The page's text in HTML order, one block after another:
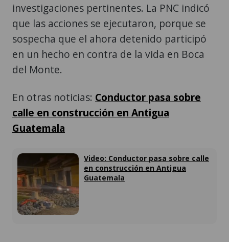
investigaciones pertinentes. La PNC indicó
que las acciones se ejecutaron, porque se
sospecha que el ahora detenido participó
en un hecho en contra de la vida en Boca
del Monte.
En otras noticias: Conductor pasa sobre
calle en construcción en Antigua
Guatemala
Video: Conductor pasa sobre calle
en construcción en Antigua
Guatemala